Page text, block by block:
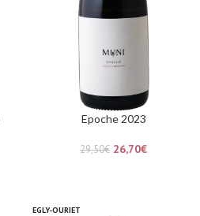
Epoche 2023
29,50€ 26,70€
EGLY-OURIET